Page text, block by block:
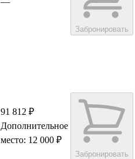
Забронировать
91 812 ₽
Дополнительное
место: 12 000 ₽
Забронировать